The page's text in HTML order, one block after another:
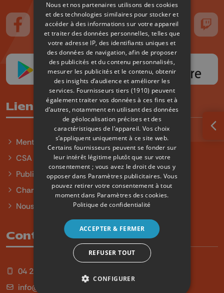
Suivez-nous sur FaceBook
Suivez-nous sur Instagram
Suivez-nous sur TikTokSuivez-nous sur YouTube
Suivez-nous
Liens utiles
Mentions légales
CSA
Publicité
Charte sur l'égalité et la diversité
Nous contacter
Contact
04 254 99 99
info@qu4tre.be
Nous et nos partenaires utilisons des cookies
et des technologies similaires pour stocker et
accéder à des informations sur votre appareil
et traiter des données personnelles, telles que
votre adresse IP, des identifiants uniques et
des données de navigation, afin de proposer
des publicités et du contenu personnalisés,
mesurer les publicités et le contenu, obtenir
des insights d’audience et améliorer les
services. Fournisseurs tiers (1910) peuvent
également traiter vos données à ces fins et à
d’autres, notamment en utilisant des données
de géolocalisation précises et des
caractéristiques de l’appareil. Vos choix
s’appliquent uniquement à ce site web.
Certains fournisseurs peuvent se fonder sur
leur intérêt légitime plutôt que sur votre
consentement ; vous avez le droit de vous y
opposer dans Paramètres publicitaires. Vous
pouvez retirer votre consentement à tout
moment dans Paramètres des cookies.
Politique de confidentialité
ACCEPTER & FERMER
REFUSER TOUT
CONFIGURER